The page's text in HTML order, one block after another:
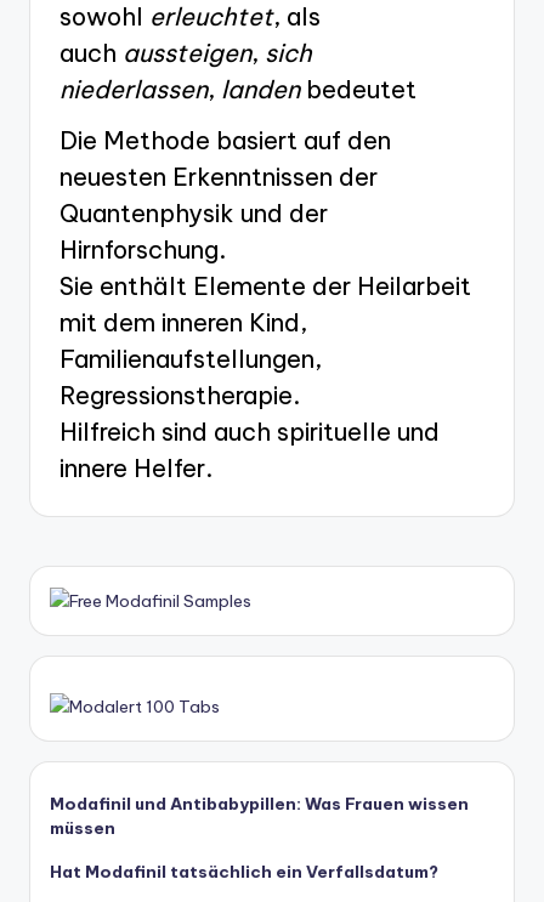
sowohl erleuchtet, als
auch aussteigen, sich
niederlassen, landenbedeutet
Die Methode basiert auf den
neuesten Erkenntnissen der
Quantenphysik und der
Hirnforschung.
Sie enthält Elemente der Heilarbeit
mit dem inneren Kind,
Familienaufstellungen,
Regressionstherapie.
Hilfreich sind auch spirituelle und
innere Helfer.
Modafinil und Antibabypillen: Was Frauen wissen
müssen
Hat Modafinil tatsächlich ein Verfallsdatum?